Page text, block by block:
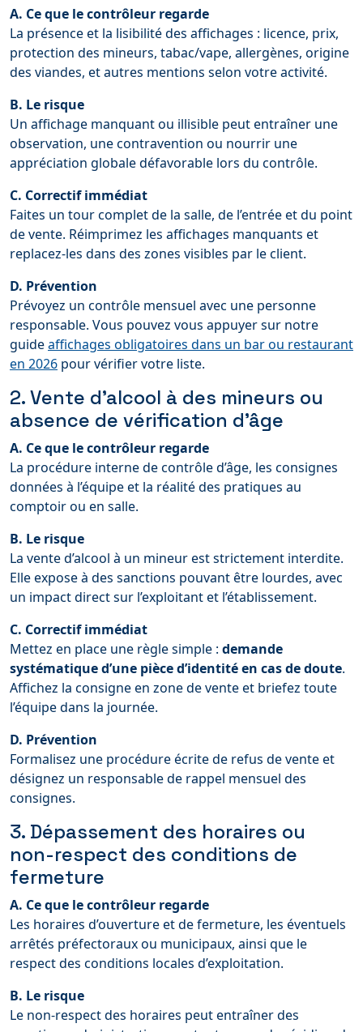
A. Ce que le contrôleur regarde
La présence et la lisibilité des affichages : licence, prix,
protection des mineurs, tabac/vape, allergènes, origine
des viandes, et autres mentions selon votre activité.
B. Le risque
Un affichage manquant ou illisible peut entraîner une
observation, une contravention ou nourrir une
appréciation globale défavorable lors du contrôle.
C. Correctif immédiat
Faites un tour complet de la salle, de l’entrée et du point
de vente. Réimprimez les affichages manquants et
replacez-les dans des zones visibles par le client.
D. Prévention
Prévoyez un contrôle mensuel avec une personne
responsable. Vous pouvez vous appuyer sur notre
guideaffichages obligatoires dans un bar ou restaurant
en 2026 pour vérifier votre liste.
2. Vente d’alcool à des mineurs ou
absence de vérification d’âge
A. Ce que le contrôleur regarde
La procédure interne de contrôle d’âge, les consignes
données à l’équipe et la réalité des pratiques au
comptoir ou en salle.
B. Le risque
La vente d’alcool à un mineur est strictement interdite.
Elle expose à des sanctions pouvant être lourdes, avec
un impact direct sur l’exploitant et l’établissement.
C. Correctif immédiat
Mettez en place une règle simple : demande
systématique d’une pièce d’identité en cas de doute.
Affichez la consigne en zone de vente et briefez toute
l’équipe dans la journée.
D. Prévention
Formalisez une procédure écrite de refus de vente et
désignez un responsable de rappel mensuel des
consignes.
3. Dépassement des horaires ou
non-respect des conditions de
fermeture
A. Ce que le contrôleur regarde
Les horaires d’ouverture et de fermeture, les éventuels
arrêtés préfectoraux ou municipaux, ainsi que le
respect des conditions locales d’exploitation.
B. Le risque
Le non-respect des horaires peut entraîner des